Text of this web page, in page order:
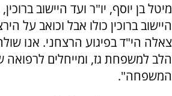
מיטל בן יוסף, יו"ר ועד היישוב
היישוב ברוכין כולו אבל וכואב על
צאלה הי"ד בפיגוע הרצחני. אנו
הלב למשפחת גז, ומייחלים
המשפחה".